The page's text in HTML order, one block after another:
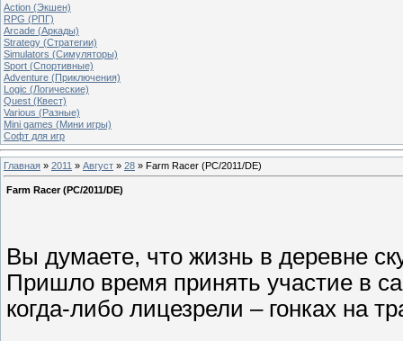
Action (Экшен)
RPG (РПГ)
Arcade (Аркады)
Strategy (Стратегии)
Simulators (Симуляторы)
Sport (Спортивные)
Adventure (Приключения)
Logic (Логические)
Quest (Квест)
Various (Разные)
Mini games (Мини игры)
Софт для игр
Главная » 2011 » Август » 28 » Farm Racer (PC/2011/DE)
Farm Racer (PC/2011/DE)
Вы думаете, что жизнь в деревне
Пришло время принять участие в
когда-либо лицезрели – гонках на